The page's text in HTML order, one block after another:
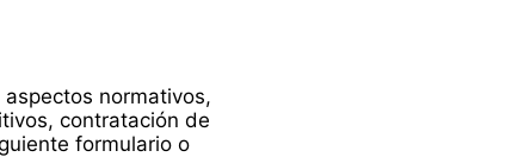
normativos,
contratación de
formulario o